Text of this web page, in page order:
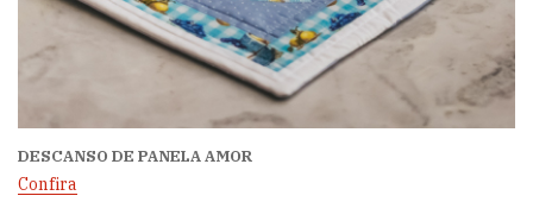
DESCANSO DE PANELA AMOR
Confira